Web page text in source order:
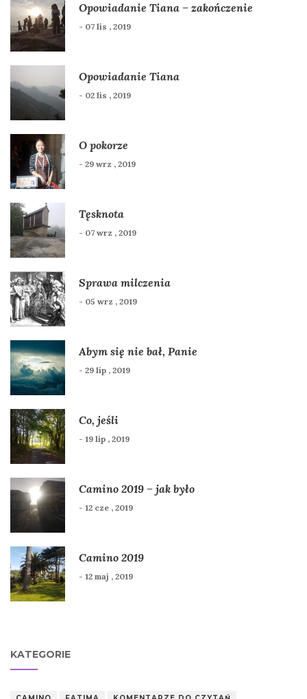
Opowiadanie Tiana – zakończenie
- 07 lis , 2019
Opowiadanie Tiana
- 02 lis , 2019
O pokorze
- 29 wrz , 2019
Tęsknota
- 07 wrz , 2019
Sprawa milczenia
- 05 wrz , 2019
Abym się nie bał, Panie
- 29 lip , 2019
Co, jeśli
- 19 lip , 2019
Camino 2019 – jak było
- 12 cze , 2019
Camino 2019
- 12 maj , 2019
KATEGORIE